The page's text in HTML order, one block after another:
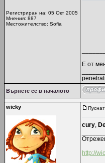
Регистриран на: 05 Окт 2005
Мнения: 887
Местожителство: Sofia
Е от
Върнете се в началото
wicky
cury,
http://